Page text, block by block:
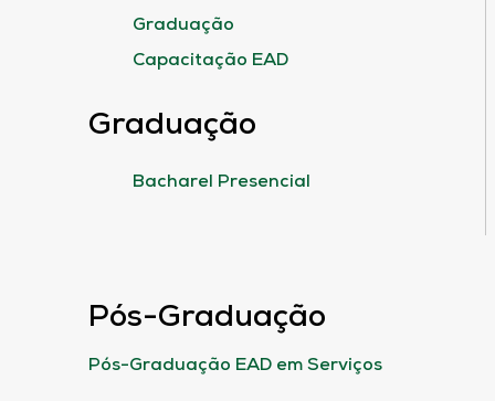
Graduação
Capacitação EAD
Graduação
Bacharel Presencial
Pós-Graduação
Pós-Graduação EAD em Serviços